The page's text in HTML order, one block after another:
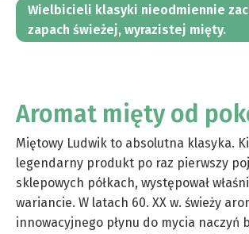
Wielbicieli klasyki nieodmiennie
zapach świeżej, wyrazistej mięty.
Aromat mięty od
Miętowy Ludwik to absolutna klasyka.
legendarny produkt po raz pierwszy
sklepowych półkach, występował
wariancie. W latach 60. XX w. świeży
innowacyjnego płynu do mycia naczyń